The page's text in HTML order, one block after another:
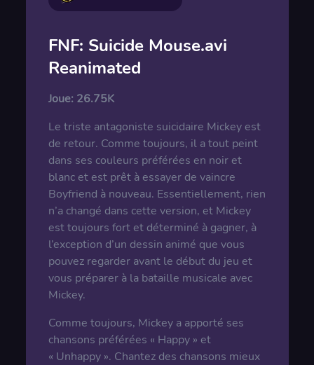
FNF: Suicide Mouse.avi
Reanimated
Joue: 26.75K
Le triste antagoniste suicidaire Mickey est
de retour. Comme toujours, il a tout peint
dans ses couleurs préférées en noir et
blanc et est prêt à essayer de vaincre
Boyfriend à nouveau. Essentiellement, rien
n’a changé dans cette version, et Mickey
est toujours fort et déterminé à gagner, à
l’exception d’un dessin animé que vous
pouvez regarder avant le début du jeu et
vous préparer à la bataille musicale avec
Mickey.
Comme toujours, Mickey a apporté ses
chansons préférées « Happy » et
« Unhappy ». Chantez des chansons mieux